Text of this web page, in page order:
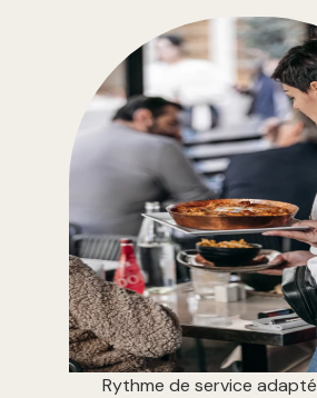
Rythme de service adapté